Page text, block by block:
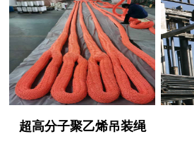
超高分子聚乙烯吊装绳